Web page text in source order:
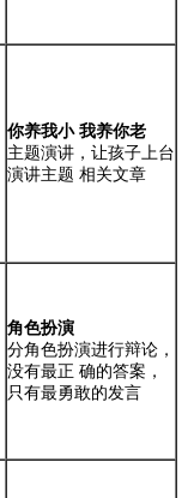
你养我小 我养你老
主题演讲，让孩子上台
演讲主题 相关文章
角色扮演
分角色扮演进行辩论，
没有最正 确的答案，
只有最勇敢的发言